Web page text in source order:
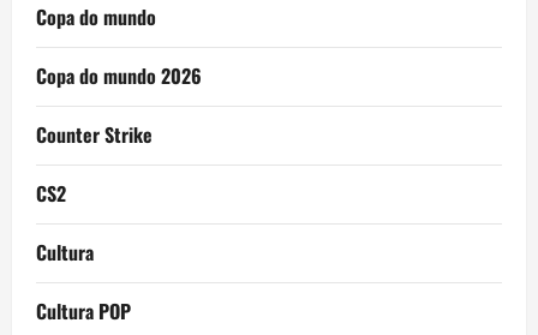
Copa do mundo
Copa do mundo 2026
Counter Strike
CS2
Cultura
Cultura POP